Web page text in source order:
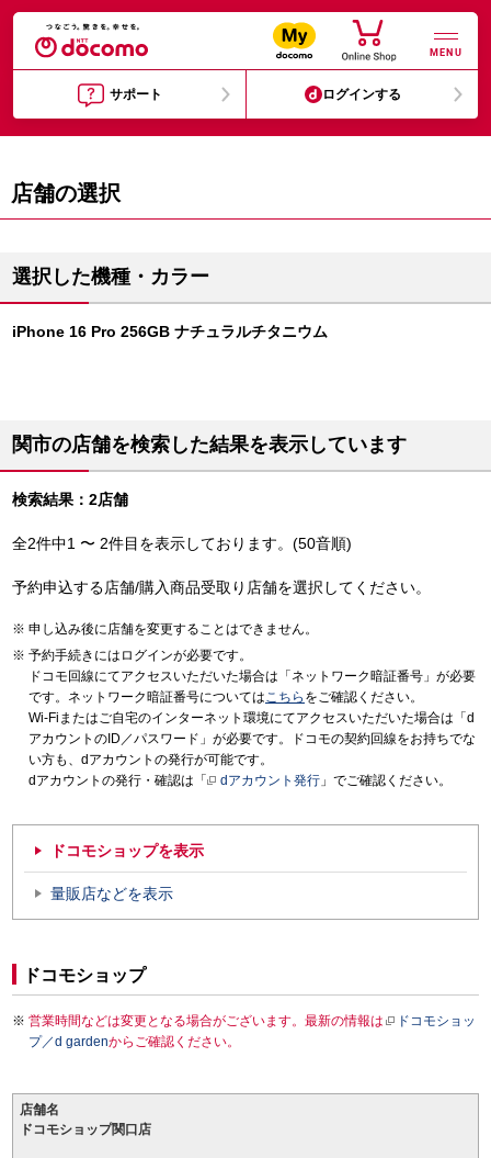
MENU
サポート ログインする
店舗の選択
選択した機種・カラー
iPhone 16 Pro 256GB ナチュラルチタニウム
関市の店舗を検索した結果を表示しています
検索結果：2店舗
全2件中1 〜 2件目を表示しております。(50音順)
予約申込する店舗/購入商品受取り店舗を選択してください。
申し込み後に店舗を変更することはできません。
予約手続きにはログインが必要です。
ドコモ回線にてアクセスいただいた場合は「ネットワーク暗証番号」が必要
です。ネットワーク暗証番号についてはこちら をご確認ください。
Wi-Fiまたはご自宅のインターネット環境にてアクセスいただいた場合は「d
アカウントのID／パスワード」が必要です。ドコモの契約回線をお持ちでな
い方も、dアカウントの発行が可能です。
dアカウントの発行・確認は「
dアカウント発行 」でご確認ください。
ドコモショップを表示
量販店などを表示
ドコモショップ
営業時間などは変更となる場合がございます。最新の情報は
ドコモショッ
プ／d gardenからご確認ください。
店舗名
ドコモショップ関口店